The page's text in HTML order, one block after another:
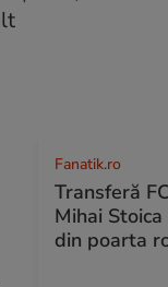
Fanatik.ro
Transferă
Mihai
din poarta